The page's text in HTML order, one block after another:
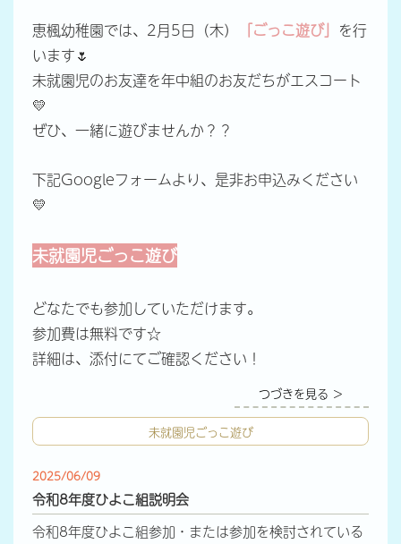
恵楓幼稚園では、2月5日（木） 「ごっこ遊び」 を行
います🌷
未就園児のお友達を年中組のお友だちがエスコート
💛
ぜひ、一緒に遊びませんか？？
下記Googleフォームより、是非お申込みください
💛
未就園児ごっこ遊び
どなたでも参加していただけます。
参加費は無料です☆
詳細は、添付にてご確認ください！
つづきを見る ＞
未就園児ごっこ遊び
2025/06/09
令和8年度ひよこ組説明会
令和8年度ひよこ組参加・または参加を検討されている